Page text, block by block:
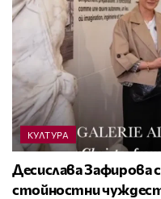
КУЛТУРА
Десислава Зафирова
стойностни